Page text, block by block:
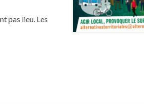
pas lieu. Les